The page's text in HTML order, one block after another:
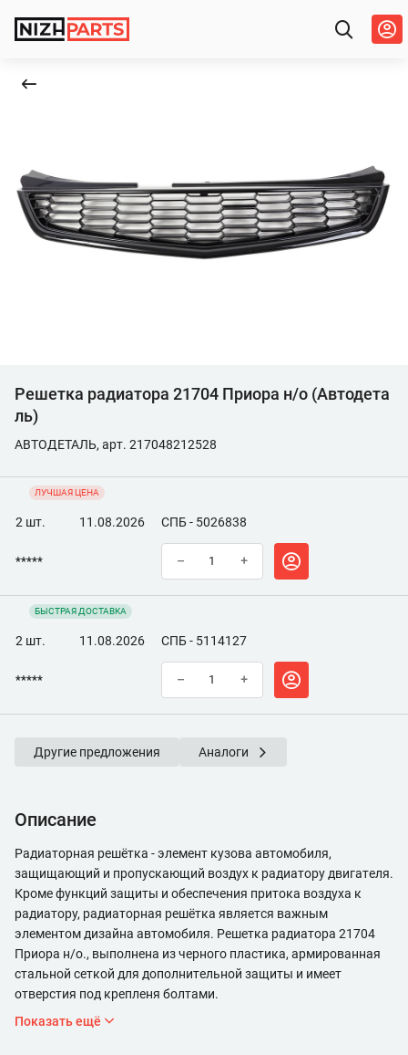
Решетка радиатора 21704 Приора н/о (Автодета
ль)
АВТОДЕТАЛЬ, арт. 217048212528
ЛУЧШАЯ ЦЕНА
2 шт. 11.08.2026 СПБ - 5026838
***** – +
БЫСТРАЯ ДОСТАВКА
2 шт. 11.08.2026 СПБ - 5114127
***** – +
Другие предложения Аналоги
Описание
Радиаторная решётка - элемент кузова автомобиля,
защищающий и пропускающий воздух к радиатору двигателя.
Кроме функций защиты и обеспечения притока воздуха к
радиатору, радиаторная решётка является важным
элементом дизайна автомобиля. Решетка радиатора 21704
Приора н/о., выполнена из черного пластика, армированная
стальной сеткой для дополнительной защиты и имеет
отверстия под крепленя болтами.
Показать ещё